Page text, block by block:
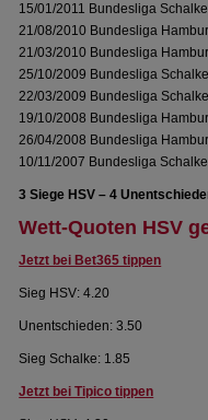
15/01/2011 Bundesliga
21/08/2010 Bundesliga
21/03/2010 Bundesliga
25/10/2009 Bundesliga
22/03/2009 Bundesliga
19/10/2008 Bundesliga
26/04/2008 Bundesliga
10/11/2007 Bundesliga
3 Siege HSV – 4
Wett-Quoten HSV
Jetzt bei Bet365 tippen
Sieg HSV: 4.20
Unentschieden: 3.50
Sieg Schalke: 1.85
Jetzt bei Tipico tippen